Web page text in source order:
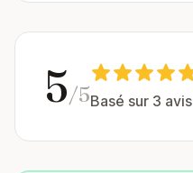
5/5Basé sur 3 avis